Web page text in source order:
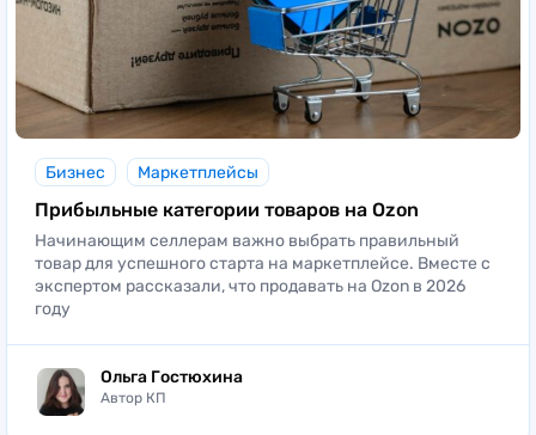
Бизнес Маркетплейсы
Прибыльные категории товаров на Ozon
Начинающим селлерам важно выбрать правильный
товар для успешного старта на маркетплейсе. Вместе с
экспертом рассказали, что продавать на Ozon в 2026
году
Ольга Гостюхина
Автор КП